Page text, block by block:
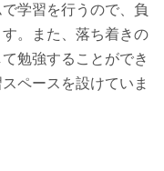
学習を行うので、負
。また、落ち着きの
勉強することができ
ペースを設けていま